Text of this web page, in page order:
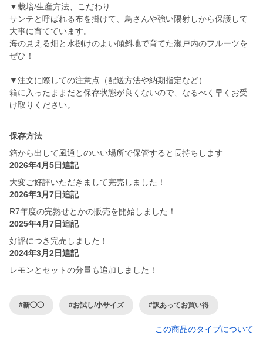
▼栽培/生産方法、こだわり
サンテと呼ばれる布を掛けて、鳥さんや強い陽射しから保護して
大事に育てています。
海の見える畑と水捌けのよい傾斜地で育てた瀬戸内のフルーツを
ぜひ！
▼注文に際しての注意点（配送方法や納期指定など）
箱に入ったままだと保存状態が良くないので、なるべく早くお受
け取りください。
保存方法
箱から出して風通しのいい場所で保管すると長持ちします
2026年4月5日追記
大変ご好評いただきまして完売しました！
2026年3月7日追記
R7年度の完熟せとかの販売を開始しました！
2025年4月7日追記
好評につき完売しました！
2024年3月2日追記
レモンとセットの分量も追加しました！
#新◯◯ #お試し/小サイズ #訳あってお買い得
この商品のタイプについて